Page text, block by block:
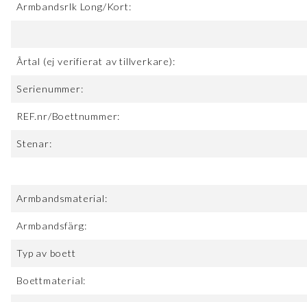
Armbandsrlk Long/Kort:
Årtal (ej verifierat av tillverkare):
Serienummer:
REF.nr/Boettnummer:
Stenar:
Armbandsmaterial:
Armbandsfärg:
Typ av boett
Boettmaterial: